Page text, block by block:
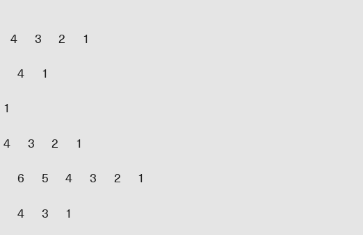
4 3 2 1
4 1
1
4 3 2 1
6 5 4 3 2 1
4 3 1